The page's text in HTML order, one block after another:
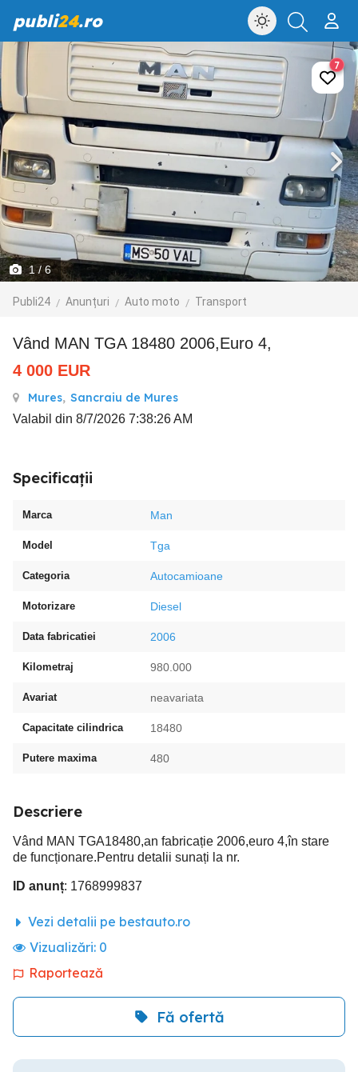
publi24.ro
1/ 6
Publi24 Anunțuri Auto moto Transport
7
Vând MAN TGA 18480 2006,Euro 4,
4 000 EUR
Mures, Sancraiu de Mures
Valabil din 8/7/2026 7:38:26 AM
Specificații
Marca Man
Model Tga
Categoria Autocamioane
Motorizare Diesel
Data fabricatiei 2006
Kilometraj 980.000
Avariat neavariata
Capacitate cilindrica 18480
Putere maxima 480
Descriere
Vând MAN TGA18480,an fabricație 2006,euro 4,în stare
de funcționare.Pentru detalii sunați la nr.
ID anunț: 1768999837
Vezi detalii pe bestauto.ro
Vizualizări: 0
Raportează
Fă ofertă